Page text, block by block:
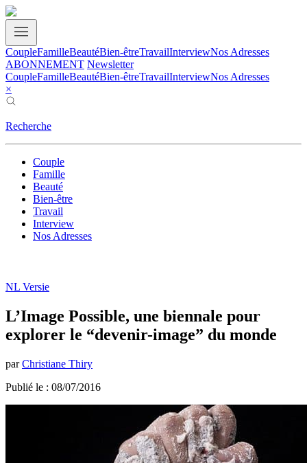
CoupleFamilleBeautéBien-êtreTravailInterviewNos Adresses
ABONNEMENT Newsletter
CoupleFamilleBeautéBien-êtreTravailInterviewNos Adresses
×
Recherche
Couple
Famille
Beauté
Bien-être
Travail
Interview
Nos Adresses
NL Versie
L’Image Possible, une biennale pour
explorer le “devenir-image” du monde
par Christiane Thiry
Publié le : 08/07/2016